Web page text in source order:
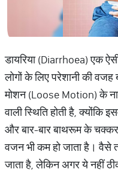
डायरिया (Diarrhoea) एक
लोगों के लिए परेशानी की
मोशन (Loose Motion) के
वाली स्थिति होती है, क्योंकि
और बार-बार बाथरूम के
वजन भी कम हो जाता है। वैसे
जाता है, लेकिन अगर ये नहीं